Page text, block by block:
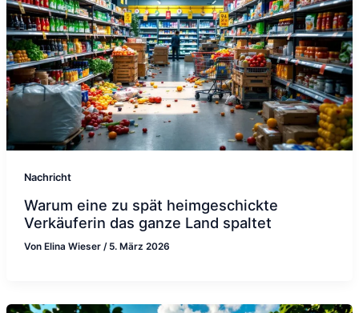
Nachricht
Warum eine zu spät heimgeschickte
Verkäuferin das ganze Land spaltet
Von Elina Wieser / 5. März 2026